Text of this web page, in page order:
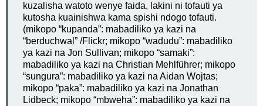
kuzalisha watoto wenye faida, lakini ni tofauti ya
kutosha kuainishwa kama spishi ndogo tofauti.
(mikopo “kupanda”: mabadiliko ya kazi na
“berduchwal” /Flickr; mikopo “wadudu”: mabadiliko
ya kazi na Jon Sullivan; mikopo “samaki”:
mabadiliko ya kazi na Christian Mehlführer; mikopo
“sungura”: mabadiliko ya kazi na Aidan Wojtas;
mikopo “paka”: mabadiliko ya kazi na Jonathan
Lidbeck; mikopo “mbweha”: mabadiliko ya kazi na